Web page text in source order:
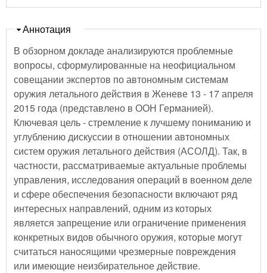
Скрыть
Аннотация
В обзорном докладе анализируются проблемные
вопросы, сформулированные на неофициальном
совещании экспертов по автономным системам
оружия летального действия в Женеве 13 - 17 апреля
2015 года (представлено в ООН Германией).
Ключевая цель - стремление к лучшему пониманию и
углублению дискуссии в отношении автономных
систем оружия летального действия (АСОЛД). Так, в
частности, рассматриваемые актуальные проблемы
управления, исследования операций в военном деле
и сфере обеспечения безопасности включают ряд
интересных направлений, одним из которых
является запрещение или ограничение применения
конкретных видов обычного оружия, которые могут
считаться наносящими чрезмерные повреждения
или имеющие неизбирательное действие.